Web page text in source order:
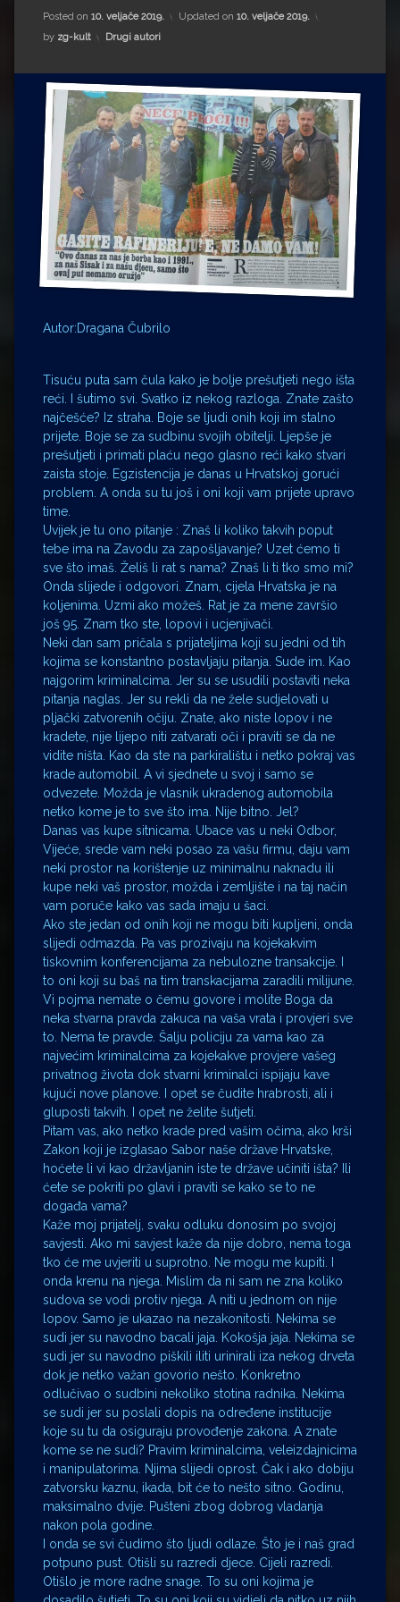
Drugi autori
Drugi autori
Matea Andrić
Ljiljana Lekanić-Kljaić
Željko Krznarić
Mario Lovreković
Miroslav Šantek
Posted on 10. veljače 2019. Updated on 10. veljače 2019.
by zg-kult Kategorije:
Drugi autori
Autor:Dragana Čubrilo
Tisuću puta sam čula kako je bolje prešutjeti nego išta
reći. I šutimo svi. Svatko iz nekog razloga. Znate zašto
najčešće? Iz straha. Boje se ljudi onih koji im stalno
prijete. Boje se za sudbinu svojih obitelji. Ljepše je
prešutjeti i primati plaću nego glasno reći kako stvari
zaista stoje. Egzistencija je danas u Hrvatskoj gorući
problem. A onda su tu još i oni koji vam prijete upravo
time.
Uvijek je tu ono pitanje : Znaš li koliko takvih poput
tebe ima na Zavodu za zapošljavanje? Uzet ćemo ti
sve što imaš. Želiš li rat s nama? Znaš li ti tko smo mi?
Onda slijede i odgovori. Znam, cijela Hrvatska je na
koljenima. Uzmi ako možeš. Rat je za mene završio
još 95. Znam tko ste, lopovi i ucjenjivači.
Neki dan sam pričala s prijateljima koji su jedni od tih
kojima se konstantno postavljaju pitanja. Sude im. Kao
najgorim kriminalcima. Jer su se usudili postaviti neka
pitanja naglas. Jer su rekli da ne žele sudjelovati u
pljački zatvorenih očiju. Znate, ako niste lopov i ne
kradete, nije lijepo niti zatvarati oči i praviti se da ne
vidite ništa. Kao da ste na parkiralištu i netko pokraj vas
krade automobil. A vi sjednete u svoj i samo se
odvezete. Možda je vlasnik ukradenog automobila
netko kome je to sve što ima. Nije bitno. Jel?
Danas vas kupe sitnicama. Ubace vas u neki Odbor,
Vijeće, srede vam neki posao za vašu firmu, daju vam
neki prostor na korištenje uz minimalnu naknadu ili
kupe neki vaš prostor, možda i zemljište i na taj način
vam poruče kako vas sada imaju u šaci.
Ako ste jedan od onih koji ne mogu biti kupljeni, onda
slijedi odmazda. Pa vas prozivaju na kojekakvim
tiskovnim konferencijama za nebulozne transakcije. I
to oni koji su baš na tim transkacijama zaradili milijune.
Vi pojma nemate o čemu govore i molite Boga da
neka stvarna pravda zakuca na vaša vrata i provjeri sve
to. Nema te pravde. Šalju policiju za vama kao za
najvećim kriminalcima za kojekakve provjere vašeg
privatnog života dok stvarni kriminalci ispijaju kave
kujući nove planove. I opet se čudite hrabrosti, ali i
gluposti takvih. I opet ne želite šutjeti.
Pitam vas, ako netko krade pred vašim očima, ako krši
Zakon koji je izglasao Sabor naše države Hrvatske,
hoćete li vi kao državljanin iste te države učiniti išta? Ili
ćete se pokriti po glavi i praviti se kako se to ne
događa vama?
Kaže moj prijatelj, svaku odluku donosim po svojoj
savjesti. Ako mi savjest kaže da nije dobro, nema toga
tko će me uvjeriti u suprotno. Ne mogu me kupiti. I
onda krenu na njega. Mislim da ni sam ne zna koliko
sudova se vodi protiv njega. A niti u jednom on nije
lopov. Samo je ukazao na nezakonitosti. Nekima se
sudi jer su navodno bacali jaja. Kokošja jaja. Nekima se
sudi jer su navodno piškili iliti urinirali iza nekog drveta
dok je netko važan govorio nešto. Konkretno
odlučivao o sudbini nekoliko stotina radnika. Nekima
se sudi jer su poslali dopis na određene institucije
koje su tu da osiguraju provođenje zakona. A znate
kome se ne sudi? Pravim kriminalcima, veleizdajnicima
i manipulatorima. Njima slijedi oprost. Čak i ako dobiju
zatvorsku kaznu, ikada, bit će to nešto sitno. Godinu,
maksimalno dvije. Pušteni zbog dobrog vladanja
nakon pola godine.
I onda se svi čudimo što ljudi odlaze. Što je i naš grad
potpuno pust. Otišli su razredi djece. Cijeli razredi.
Otišlo je more radne snage. To su oni kojima je